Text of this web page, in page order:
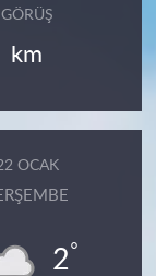
GÖRÜŞ
km
OCAK
2°